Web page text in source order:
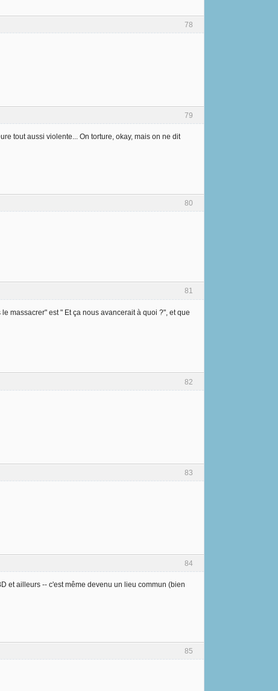
78
79
tout aussi violente... On torture, okay, mais on ne dit
80
81
massacrer" est " Et ça nous avancerait à quoi ?", et que
82
83
84
et ailleurs -- c'est même devenu un lieu commun (bien
85